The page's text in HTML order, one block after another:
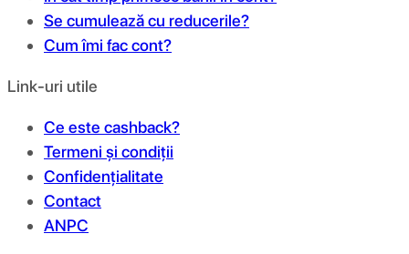
Se cumulează cu reducerile?
Cum îmi fac cont?
Link-uri utile
Ce este cashback?
Termeni și condiții
Confidențialitate
Contact
ANPC